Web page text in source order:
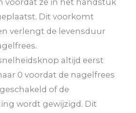
voordat ze in het handstuk
Dit voorkomt
verlengt de levensduur
altijd eerst
0 voordat de nagelfrees
of de
wordt gewijzigd. Dit